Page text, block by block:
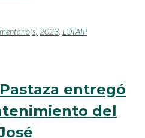
2023 LOTAIP
entregó
del